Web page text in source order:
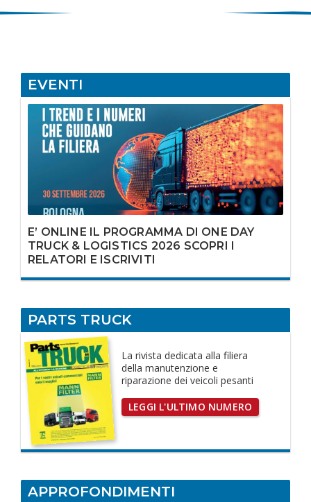
SCHEMA DEL
FULL ELECTRIC»
EVENTI
E’ ONLINE IL PROGRAMMA DI ONE DAY
TRUCK & LOGISTICS 2026 SCOPRI I
RELATORI E ISCRIVITI
PARTS TRUCK
La rivista dedicata alla filiera
della manutenzione e
riparazione dei veicoli pesanti
LEGGI L'ULTIMO NUMERO
APPROFONDIMENTI